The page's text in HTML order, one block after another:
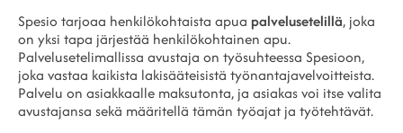
Spesio tarjoaa henkilökohtaista apua palvelusetelillä, joka
on yksi tapa järjestää henkilökohtainen apu.
Palvelusetelimallissa avustaja on työsuhteessa Spesioon,
joka vastaa kaikista lakisääteisistä työnantajavelvoitteista.
Palvelu on asiakkaalle maksutonta, ja asiakas voi itse valita
avustajansa sekä määritellä tämän työajat ja työtehtävät.